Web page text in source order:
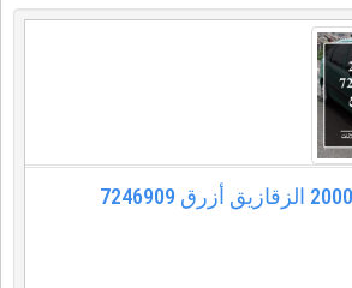
كسارا سيتروين 2000 الزقازيق أزرق 7246909